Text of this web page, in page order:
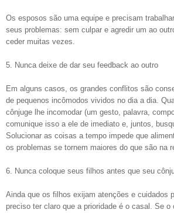
Os esposos são uma equipe e precisam
seus problemas: sem culpar e agredir um ao
ceder muitas vezes.
5. Nunca deixe de dar seu feedback ao outro
Em alguns casos, os grandes conflitos são
de pequenos incômodos vividos no dia a dia.
cônjuge lhe incomodar (um gesto, palavra,
comunique isso a ele de imediato e, juntos,
Solucionar as coisas a tempo impede que
os problemas se tornem maiores do que são na
6. Nunca coloque seus filhos antes que seu
Ainda que os filhos exijam atenções e cuidados
preciso ter claro que a prioridade é o casal. Se